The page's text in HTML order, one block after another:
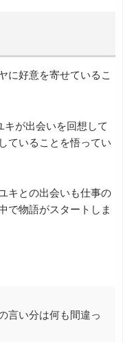
に好意を寄せているこ
が出会いを回想して
ていることを悟ってい
キとの出会いも仕事の
で物語がスタートしま
言い分は何も間違っ